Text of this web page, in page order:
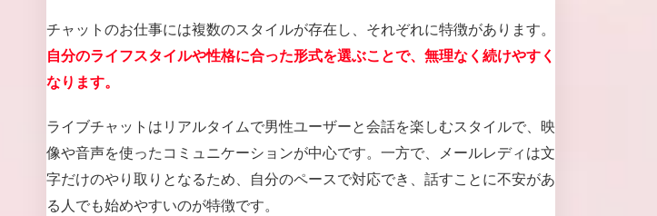
チャットのお仕事には複数のスタイルが存在し、それぞれに特徴があります。
自分のライフスタイルや性格に合った形式を選ぶことで、無理なく続けやすく
なります。
ライブチャットはリアルタイムで男性ユーザーと会話を楽しむスタイルで、映
像や音声を使ったコミュニケーションが中心です。一方で、メールレディは文
字だけのやり取りとなるため、自分のペースで対応でき、話すことに不安があ
る人でも始めやすいのが特徴です。